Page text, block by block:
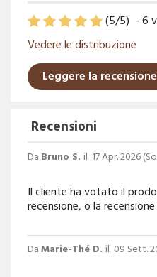
(5/5) -6
Vedere le distribuzione
Leggere la recensione
Recensioni
Da Bruno S. il 17 Apr. 2026 (
Il cliente ha votato il
recensione, o la
DaMarie-Thé D. il 09 Sett.